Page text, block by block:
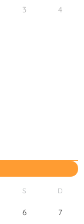
3 4
S D
6 7